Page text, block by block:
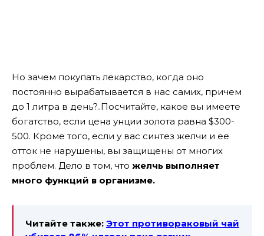
Но зачем покупать лекарство, когда оно
постоянно вырабатывается в нас самих, причем
до 1 литра в день?..Посчитайте, какое вы имеете
богатство, если цена унции золота равна $300-
500. Кроме того, если у вас синтез желчи и ее
отток не нарушены, вы защищены от многих
проблем. Дело в том, что желчь выполняет
много функций в организме.
Читайте также: Этот противораковый чай